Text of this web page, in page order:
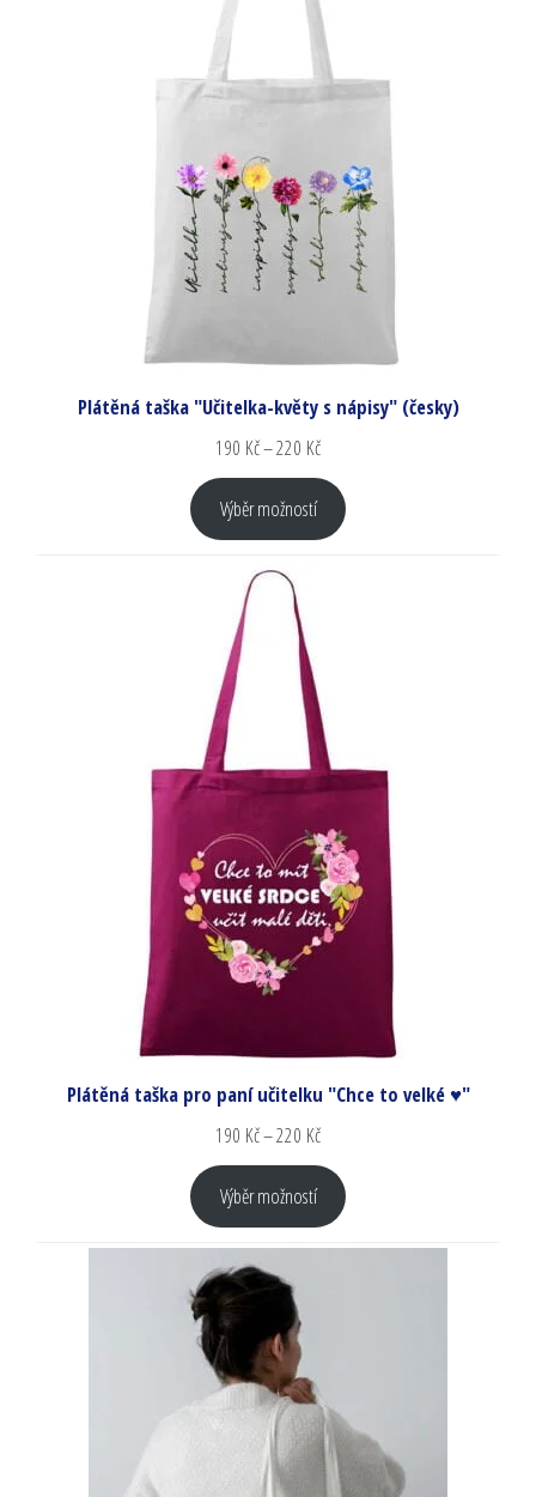
Plátěná taška "Učitelka-květy s nápisy" (česky)
190 Kč–220 Kč
Výběr možností
Plátěná taška pro paní učitelku "Chce to velké ♥"
190 Kč–220 Kč
Výběr možností